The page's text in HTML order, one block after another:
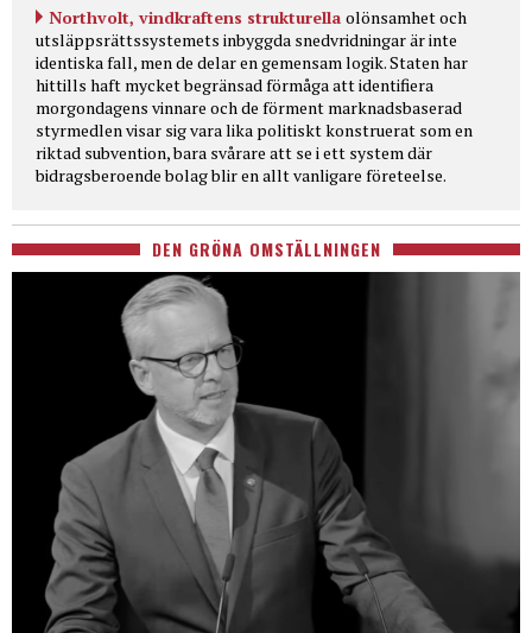
Northvolt, vindkraftens strukturella olönsamhet och
utsläppsrättssystemets inbyggda snedvridningar är inte
identiska fall, men de delar en gemensam logik. Staten har
hittills haft mycket begränsad förmåga att identifiera
morgondagens vinnare och de förment marknadsbaserad
styrmedlen visar sig vara lika politiskt konstruerat som en
riktad subvention, bara svårare att se i ett system där
bidragsberoende bolag blir en allt vanligare företeelse.
DEN GRÖNA OMSTÄLLNINGEN